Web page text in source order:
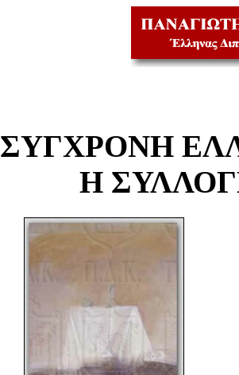
ΣΥΓΧΡΟΝΗ
Η